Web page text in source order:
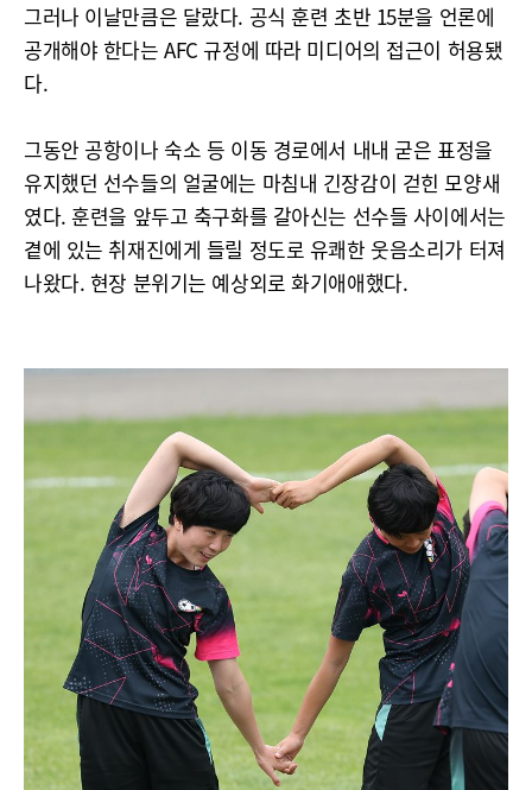
그러나 이날만큼은 달랐다. 공식 훈련 초반 15분을 언론에
공개해야 한다는 AFC 규정에 따라 미디어의 접근이 허용됐
다.
그동안 공항이나 숙소 등 이동 경로에서 내내 굳은 표정을
유지했던 선수들의 얼굴에는 마침내 긴장감이 걷힌 모양새
였다. 훈련을 앞두고 축구화를 갈아신는 선수들 사이에서는
곁에 있는 취재진에게 들릴 정도로 유쾌한 웃음소리가 터져
나왔다. 현장 분위기는 예상외로 화기애애했다.